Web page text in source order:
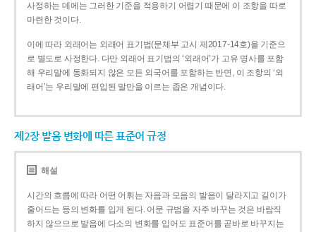
사정하는 데에는 그러한 기준을 적용하기 어렵기 때문에 이 조항을 따로
마련한 것이다.
이에 따라 외래어는 외래어 표기법(문체부 고시 제2017-14호)을 기준으
로 별도로 사정한다. 다만 외래어 표기법의 ‘외래어’가 고유 명사를 포함
해 우리말에 동화되지 않은 모든 외국어를 포함하는 반면, 이 조항의 ‘외
래어’는 우리말에 편입된 말만을 이르는 좁은 개념이다.
제2장 발음 변화에 따른 표준어 규정
해설
시간의 흐름에 따라 어떤 어휘는 자음과 모음의 발음이 달라지고 길이가
줄어드는 등의 변화를 입게 된다. 어문 규범을 자주 바꾸는 것은 바람직
하지 않으므로 발음에 다소의 변화를 입어도 표준어를 곧바로 바꾸지는